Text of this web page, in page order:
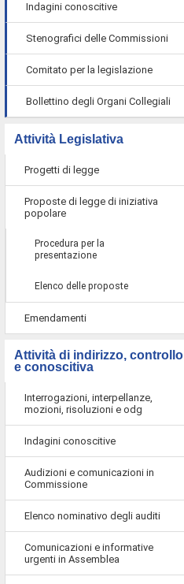
Indagini conoscitive
Stenografici delle Commissioni
Comitato per la legislazione
Bollettino degli Organi Collegiali
Attività Legislativa
Progetti di legge
Proposte di legge di iniziativa
popolare
Procedura per la
presentazione
Elenco delle proposte
Emendamenti
Attività di indirizzo, controllo
e conoscitiva
Interrogazioni, interpellanze,
mozioni, risoluzioni e odg
Indagini conoscitive
Audizioni e comunicazioni in
Commissione
Elenco nominativo degli auditi
Comunicazioni e informative
urgenti in Assemblea